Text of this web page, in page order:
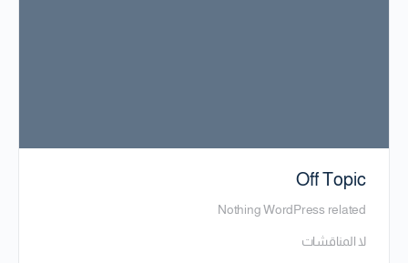
Off Topic
Nothing WordPress related
لا المناقشات